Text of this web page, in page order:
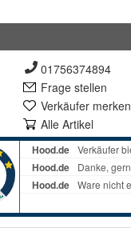
01756374894
Frage stellen
Verkäufer merken
Alle Artikel